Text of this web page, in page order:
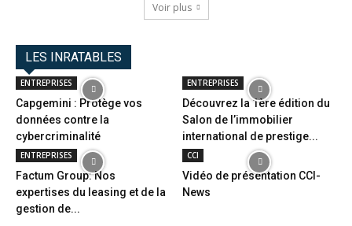
Voir plus
LES INRATABLES
ENTREPRISES
Capgemini : Protège vos
données contre la
cybercriminalité
ENTREPRISES
Découvrez la 1ère édition du
Salon de l’immobilier
international de prestige...
ENTREPRISES
Factum Group: Nos
expertises du leasing et de la
gestion de...
CCI
Vidéo de présentation CCI-
News